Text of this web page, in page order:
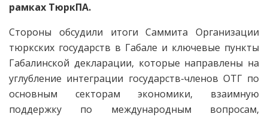
рамках ТюркПА.
Стороны обсудили итоги Саммита Организации
тюркских государств в Габале и ключевые пункты
Габалинской декларации, которые направлены на
углубление интеграции государств-членов ОТГ по
основным секторам экономики, взаимную
поддержку по международным вопросам,